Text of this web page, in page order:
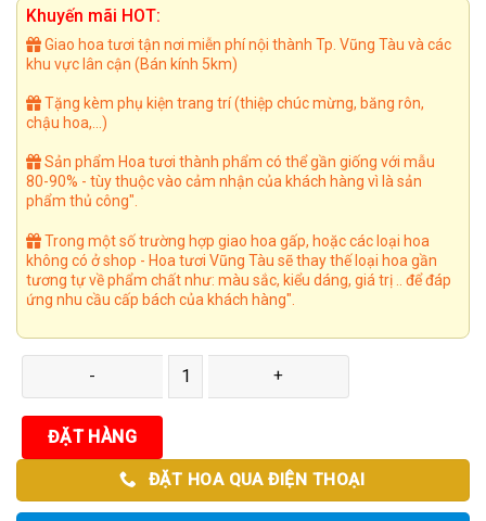
là:
650.000₫.
600.000₫.
Khuyến mãi HOT:
Giao hoa tươi tận nơi miễn phí nội thành Tp. Vũng Tàu và các
khu vực lân cận (Bán kính 5km)
Tặng kèm phụ kiện trang trí (thiệp chúc mừng, băng rôn,
chậu hoa,...)
Sản phẩm Hoa tươi thành phẩm có thể gần giống với mẫu
80-90% - tùy thuộc vào cảm nhận của khách hàng vì là sản
phẩm thủ công".
Trong một số trường hợp giao hoa gấp, hoặc các loại hoa
không có ở shop - Hoa tươi Vũng Tàu sẽ thay thế loại hoa gần
tương tự về phẩm chất như: màu sắc, kiểu dáng, giá trị .. để đáp
ứng nhu cầu cấp bách của khách hàng".
ĐẶT HÀNG
ĐẶT HOA QUA ĐIỆN THOẠI